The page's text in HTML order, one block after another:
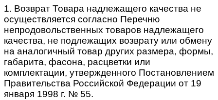
1. Возврат Товара надлежащего качества не
осуществляется согласно Перечню
непродовольственных товаров надлежащего
качества, не подлежащих возврату или обмену
на аналогичный товар других размера, формы,
габарита, фасона, расцветки или
комплектации, утвержденного Постановлением
Правительства Российской Федерации от 19
января 1998 г. № 55.